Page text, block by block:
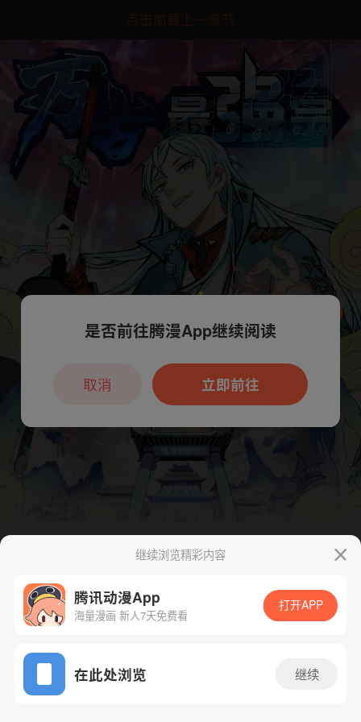
点击加载上一章节
App免费看
腾漫App免费看
继续浏览精彩内容
腾讯动漫App
海量漫画 新人7天免费看
打开APP
在此处浏览 继续
本章节仅支持App阅读，可打开App新用
户7天免费看
是否前往腾漫App继续阅读
立即前往
取消